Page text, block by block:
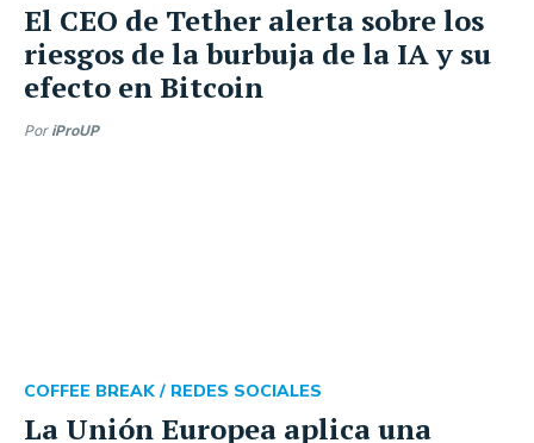
El CEO de Tether alerta sobre los
riesgos de la burbuja de la IA y su
efecto en Bitcoin
Por iProUP
La Unión Europea aplica una
COFFEE BREAK / REDES SOCIALES